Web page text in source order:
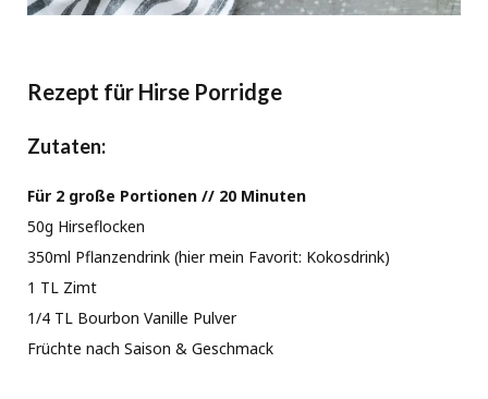
Rezept für Hirse Porridge
Zutaten:
Für 2 große Portionen // 20 Minuten
50g Hirseflocken
350ml Pflanzendrink (hier mein Favorit: Kokosdrink)
1 TL Zimt
1/4 TL Bourbon Vanille Pulver
Früchte nach Saison & Geschmack